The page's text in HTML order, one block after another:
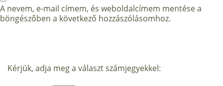
A nevem, e-mail címem, és weboldalcímem mentése a
böngészőben a következő hozzászólásomhoz.
Kérjük, adja meg a választ számjegyekkel: